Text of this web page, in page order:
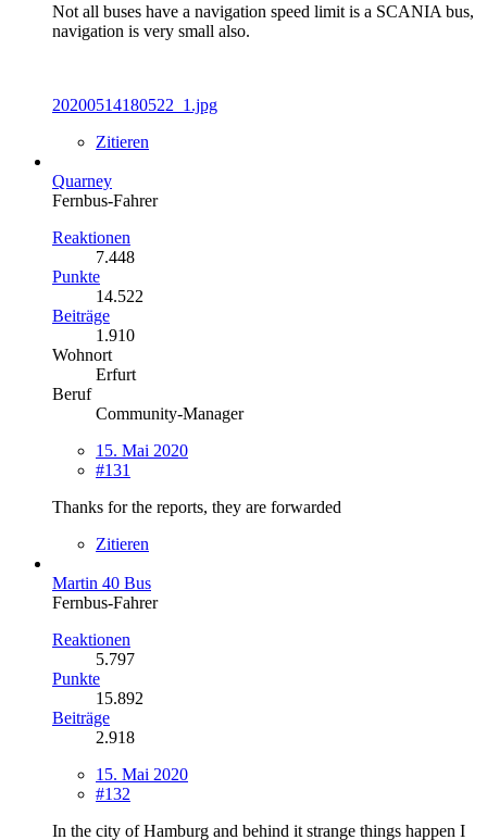
Not all buses have a navigation speed limit is a SCANIA bus,
navigation is very small also.
20200514180522_1.jpg
Zitieren
Quarney
Fernbus-Fahrer
Reaktionen
7.448
Punkte
14.522
Beiträge
1.910
Wohnort
Erfurt
Beruf
Community-Manager
15. Mai 2020
#131
Thanks for the reports, they are forwarded
Zitieren
Martin 40 Bus
Fernbus-Fahrer
Reaktionen
5.797
Punkte
15.892
Beiträge
2.918
15. Mai 2020
#132
In the city of Hamburg and behind it strange things happen I